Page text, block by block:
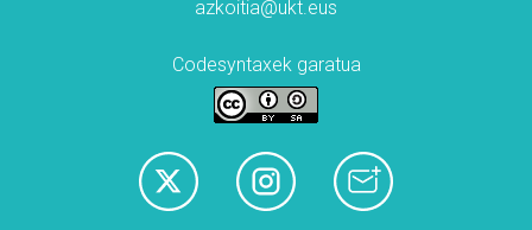
azkoitia@ukt.eus
Codesyntaxek garatua